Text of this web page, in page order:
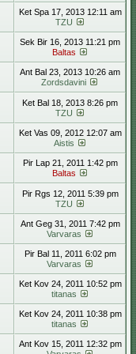
Ket Spa 17, 2013 12:11 am
TZU
Sek Bir 16, 2013 11:21 pm
Baltas
Ant Bal 23, 2013 10:26 am
Zordsdavini
Ket Bal 18, 2013 8:26 pm
TZU
Ket Vas 09, 2012 12:07 am
Aistis
Pir Lap 21, 2011 1:42 pm
Baltas
Pir Rgs 12, 2011 5:39 pm
TZU
Ant Geg 31, 2011 7:42 pm
Varvaras
Pir Bal 11, 2011 6:02 pm
Varvaras
Ket Kov 24, 2011 10:52 pm
titanas
Ket Kov 24, 2011 10:38 pm
titanas
Ant Kov 15, 2011 12:32 pm